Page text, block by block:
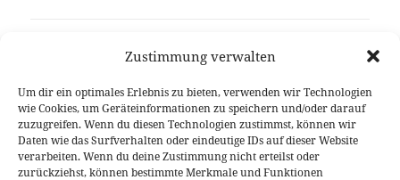
Zustimmung verwalten
Um dir ein optimales Erlebnis zu bieten, verwenden wir Technologien
wie Cookies, um Geräteinformationen zu speichern und/oder darauf
zuzugreifen. Wenn du diesen Technologien zustimmst, können wir
Daten wie das Surfverhalten oder eindeutige IDs auf dieser Website
verarbeiten. Wenn du deine Zustimmung nicht erteilst oder
zurückziehst, können bestimmte Merkmale und Funktionen
Premiere: Der neue Opel Karl › Mein Auto
Die Kommentare sind geschlossen.